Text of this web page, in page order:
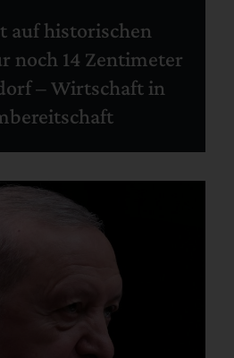
auf historischen
noch 14 Zentimeter
– Wirtschaft in